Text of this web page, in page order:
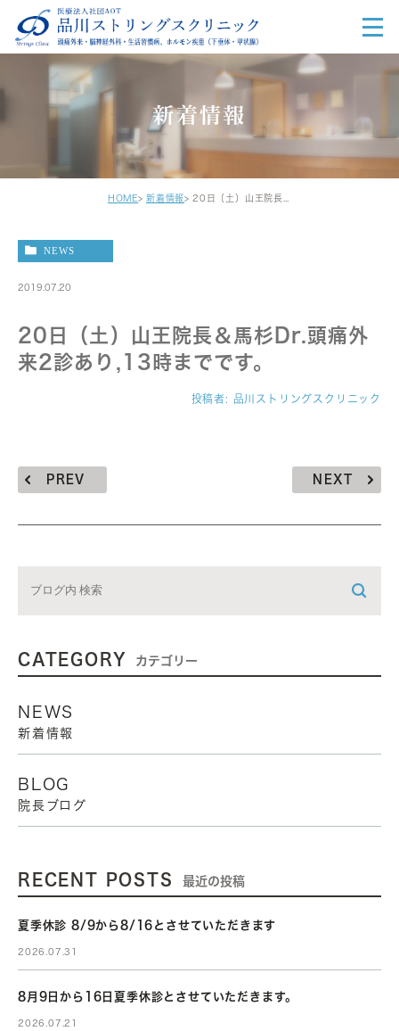
新着情報
HOME 新着情報
NEWS
2019.07.20
20日（土）山王院長＆馬杉Dr.頭痛外
来2診あり,13時までです。
投稿者: 品川ストリングスクリニック
PREV NEXT
CATEGORY カテゴリー
NEWS
新着情報
BLOG
院長ブログ
RECENT POSTS 最近の投稿
夏季休診 8/9から8/16とさせていただきます
2026.07.31
8月9日から16日夏季休診とさせていただきます。
2026.07.21